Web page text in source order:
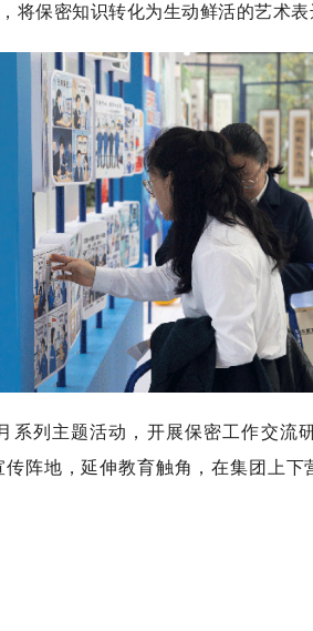
将保密知识转化为生动鲜活的艺术
列主题活动，开展保密工作交流
阵地，延伸教育触角，在集团上